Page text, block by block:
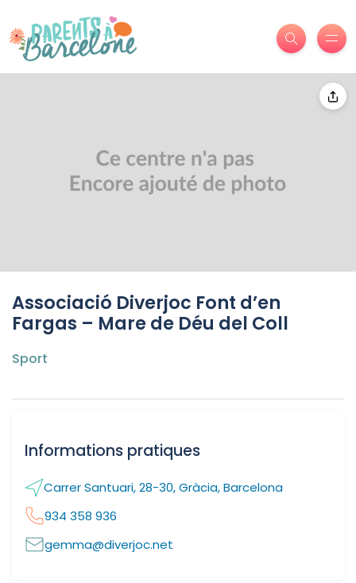
Associació Diverjoc Font d’en
Fargas – Mare de Déu del Coll
Sport
Informations pratiques
Carrer Santuari, 28-30, Gràcia, Barcelona
934 358 936
gemma@diverjoc.net